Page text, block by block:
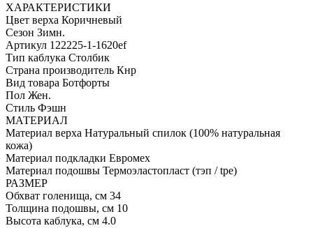
ХАРАКТЕРИСТИКИ
Цвет верха Коричневый
Сезон Зимн.
Артикул 122225-1-1620ef
Тип каблука Столбик
Страна производитель Кнр
Вид товара Ботфорты
Пол Жен.
Стиль Фэшн
МАТЕРИАЛ
Материал верха Натуральный спилок (100% натуральная
кожа)
Материал подкладки Евромех
Материал подошвы Термоэластопласт (тэп / tpe)
РАЗМЕР
Обхват голенища, см 34
Толщина подошвы, см 10
Высота каблука, см 4.0